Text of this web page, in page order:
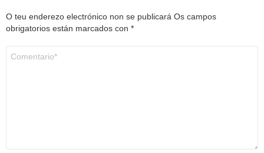
O teu enderezo electrónico non se publicará Os campos
obrigatorios están marcados con *